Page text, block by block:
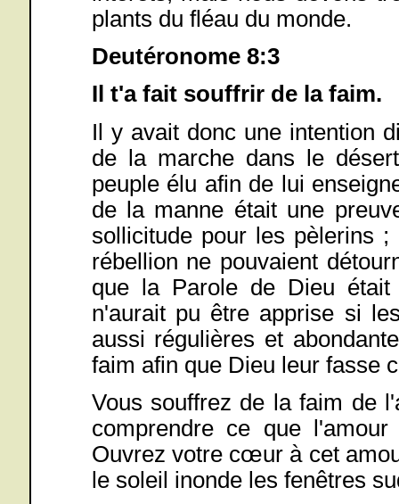
plants du fléau du monde.
Deutéronome 8:3
Il t'a fait souffrir de la faim.
Il y avait donc une intention
de la marche dans le
peuple élu afin de lui
de la manne était une
sollicitude pour les pèlerins
rébellion ne pouvaient
que la Parole de Dieu
n'aurait pu être apprise si
aussi régulières et
faim afin que Dieu leur fasse
Vous souffrez de la faim de
comprendre ce que
Ouvrez votre cœur à cet
le soleil inonde les fenêtres